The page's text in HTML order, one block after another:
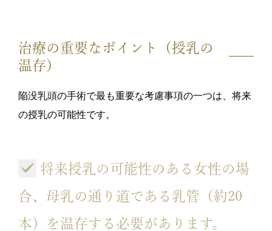
治療の重要なポイント（授乳の
温存）
陥没乳頭の手術で最も重要な考慮事項の一つは、将来
の授乳の可能性です。
将来授乳の可能性のある女性の場
合、母乳の通り道である乳管（約20
本）を温存する必要があります。